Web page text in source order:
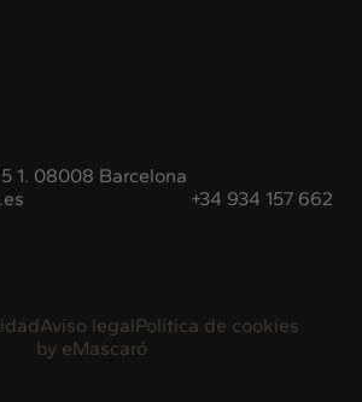
1. 08008 Barcelona
+34 934 157 662
Aviso legalPolítica de cookies
by eMascaró